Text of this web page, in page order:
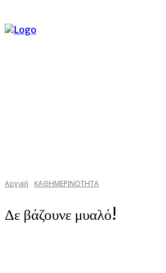
Αρχική ΚΑΘΗΜΕΡΙΝΟΤΗΤΑ
Δε βάζουνε μυαλό!